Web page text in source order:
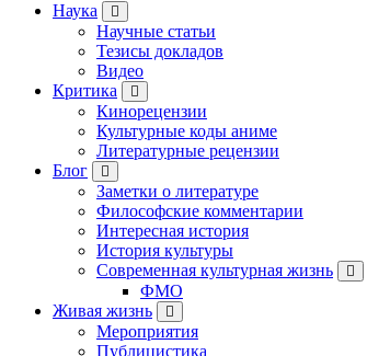
Наука
Научные статьи
Тезисы докладов
Видео
Критика
Кинорецензии
Культурные коды аниме
Литературные рецензии
Блог
Заметки о литературе
Философские комментарии
Интересная история
История культуры
Современная культурная жизнь
ФМО
Живая жизнь
Мероприятия
Публицистика